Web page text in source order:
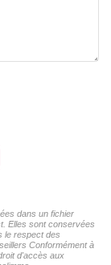
dans un fichier
Elles sont conservées
le respect des
Conformément à
d'accès aux